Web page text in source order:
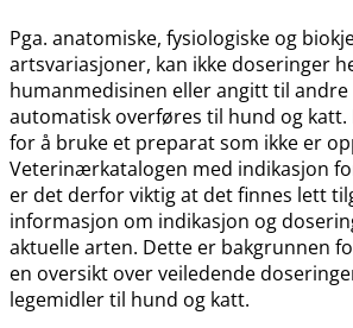
Pga. anatomiske, fysiologiske og
artsvariasjoner, kan ikke doseringer
humanmedisinen eller angitt til
automatisk overføres til hund og
for å bruke et preparat som ikke er
Veterinærkatalogen med indikasjon
er det derfor viktig at det finnes lett
informasjon om indikasjon og
aktuelle arten. Dette er bakgrunnen
en oversikt over veiledende
legemidler til hund og katt.